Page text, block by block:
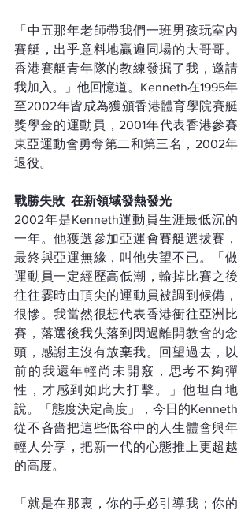
「中五那年老師帶我們一班男孩玩室內
賽艇，出乎意料地贏遍同場的大哥哥。
香港賽艇青年隊的教練發掘了我，邀請
我加入。」他回憶道。Kenneth在1995年
至2002年皆成為獲頒香港體育學院賽艇
獎學金的運動員，2001年代表香港參賽
東亞運動會勇奪第二和第三名，2002年
退役。
戰勝失敗  在新領域發熱發光
2002年是Kenneth運動員生涯最低沉的
一年。他獲選參加亞運會賽艇選拔賽，
最終與亞運無緣，叫他失望不已。「做
運動員一定經歷高低潮，輸掉比賽之後
往往霎時由頂尖的運動員被調到候備，
很慘。我當然很想代表香港衝往亞洲比
賽，落選後我失落到閃過離開教會的念
頭，感謝主沒有放棄我。回望過去，以
前的我還年輕尚未開竅，思考不夠彈
性，才感到如此大打擊。」他坦白地
說。「態度決定高度」，今日的Kenneth
從不吝嗇把這些低谷中的人生體會與年
輕人分享，把新一代的心態推上更超越
的高度。
「就是在那裏，你的手必引導我；你的